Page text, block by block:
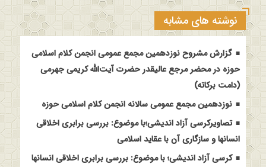
نوشته های مشابه
گزارش مشروح نوزدهمین مجمع عمومی انجمن کلام اسلامی
حوزه در محضر مرجع عالیقدر حضرت آیت‌الله کریمی جهرمی
(دامت برکاته)
نوزدهمین مجمع عمومی سالانه انجمن کلام اسلامی حوزه
تصاویرکرسی آزاد اندیشی؛با موضوع: بررسی برابری اخلاقی
انسانها و سازگاری آن با عقاید اسلامی
کرسی آزاد اندیشی؛ با موضوع: بررسی برابری اخلاقی انسانها